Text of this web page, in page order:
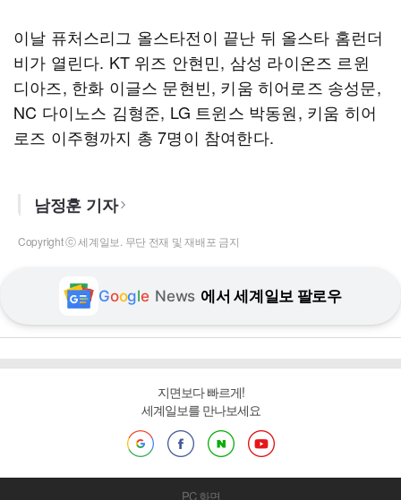
이날 퓨처스리그 올스타전이 끝난 뒤 올스타 홈런더
비가 열린다. KT 위즈 안현민, 삼성 라이온즈 르윈
디아즈, 한화 이글스 문현빈, 키움 히어로즈 송성문,
NC 다이노스 김형준, LG 트윈스 박동원, 키움 히어
로즈 이주형까지 총 7명이 참여한다.
남정훈 기자
Copyright ⓒ 세계일보. 무단 전재 및 재배포 금지
Google News 에서 세계일보 팔로우
지면보다 빠르게!
세계일보를 만나보세요
PC 화면